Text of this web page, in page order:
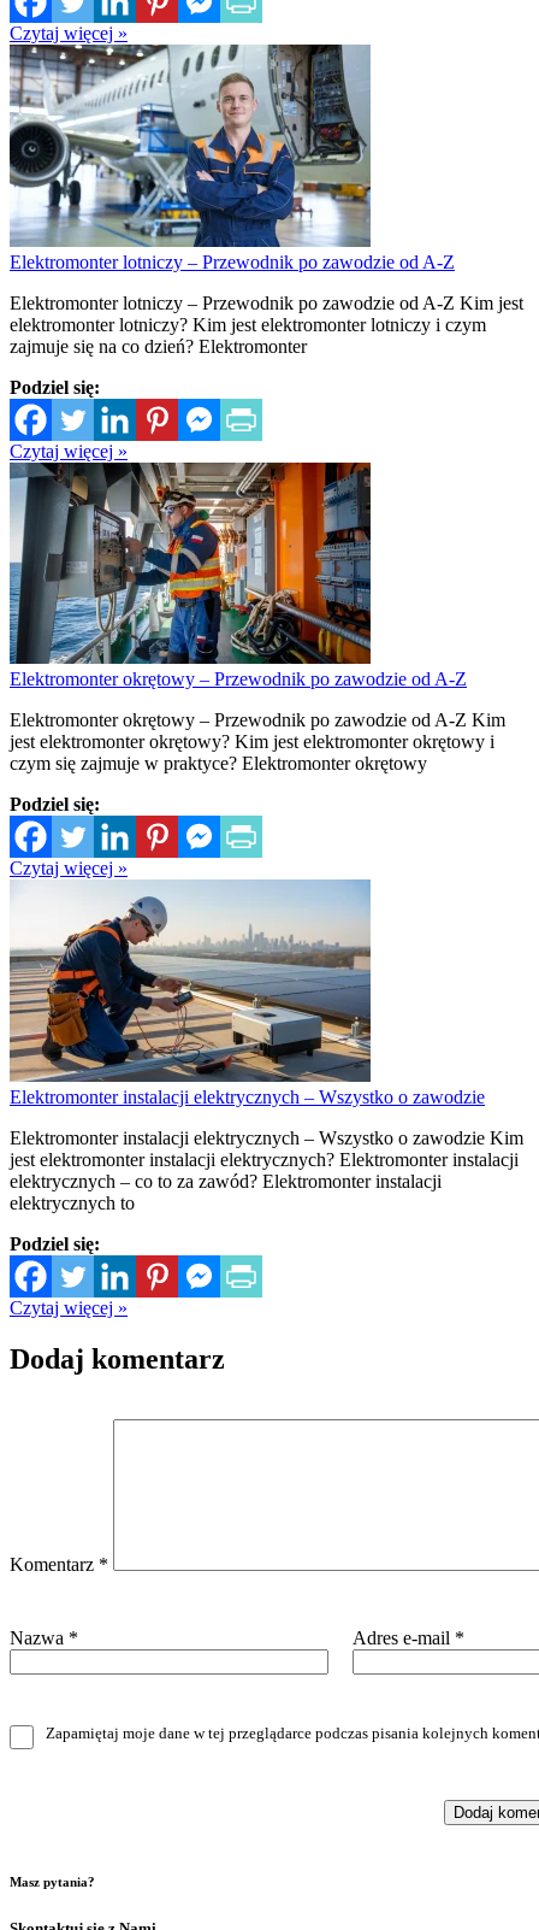
Czytaj więcej »
Elektromonter lotniczy – Przewodnik po zawodzie od A-Z
Elektromonter lotniczy – Przewodnik po zawodzie od A-Z Kim jest
elektromonter lotniczy? Kim jest elektromonter lotniczy i czym
zajmuje się na co dzień? Elektromonter
Podziel się:
Czytaj więcej »
Elektromonter okrętowy – Przewodnik po zawodzie od A-Z
Elektromonter okrętowy – Przewodnik po zawodzie od A-Z Kim
jest elektromonter okrętowy? Kim jest elektromonter okrętowy i
czym się zajmuje w praktyce? Elektromonter okrętowy
Podziel się:
Czytaj więcej »
Elektromonter instalacji elektrycznych – Wszystko o zawodzie
Elektromonter instalacji elektrycznych – Wszystko o zawodzie Kim
jest elektromonter instalacji elektrycznych? Elektromonter instalacji
elektrycznych – co to za zawód? Elektromonter instalacji
elektrycznych to
Podziel się:
Czytaj więcej »
Dodaj komentarz
Komentarz *
Nazwa * Adres e-mail *
Zapamiętaj moje dane w tej przeglądarce podczas pisania kolejnych
Masz pytania?